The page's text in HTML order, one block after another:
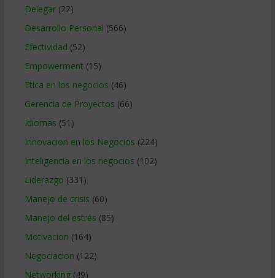
Delegar(22)
Desarrollo Personal (566)
Efectividad (52)
Empowerment (15)
Etica en los negocios (46)
Gerencia de Proyectos (66)
Idiomas (51)
Innovacion en los Negocios (224)
Inteligencia en los negocios (102)
Liderazgo (331)
Manejo de crisis (60)
Manejo del estrés (85)
Motivacion (164)
Negociacion (122)
Networking(49)